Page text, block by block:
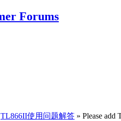
TL866II使用问题解答 » Please